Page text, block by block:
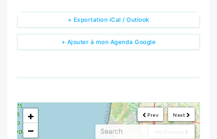
+ Ajouter à mon Agenda Google
+ Exportation iCal / Outlook
Next
Prev
My Position
<!---->
+
−